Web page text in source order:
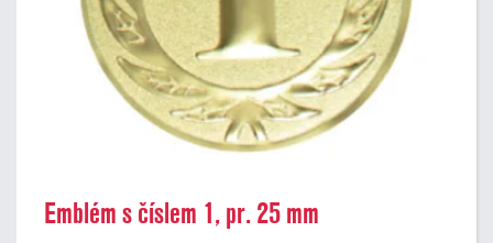
Emblém s číslem 1, pr. 25 mm